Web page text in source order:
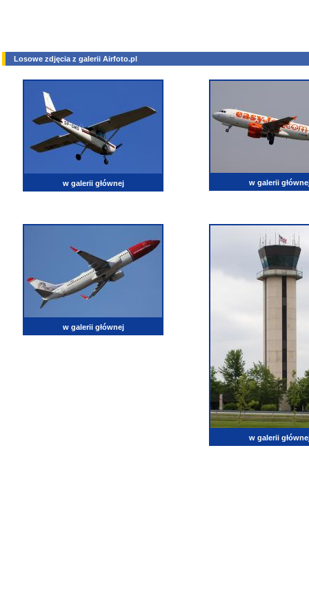
Losowe zdjęcia z galerii Airfoto.pl
w galerii głównej w galerii
w galerii głównej
w galerii